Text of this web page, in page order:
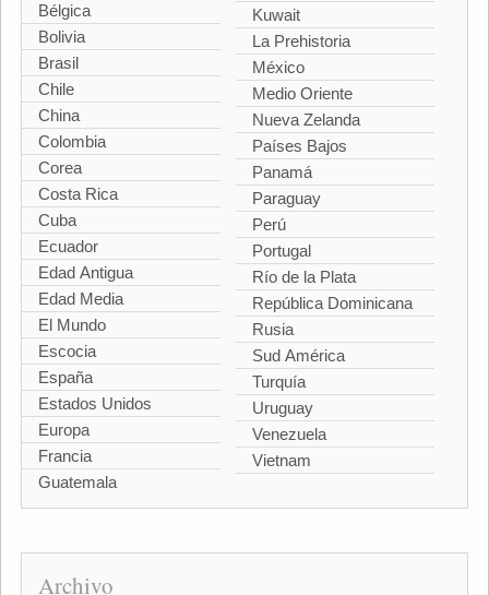
Bélgica
Bolivia
Brasil
Chile
China
Colombia
Corea
Costa Rica
Cuba
Ecuador
Edad Antigua
Edad Media
El Mundo
Escocia
España
Estados Unidos
Europa
Francia
Guatemala
Kuwait
La Prehistoria
México
Medio Oriente
Nueva Zelanda
Países Bajos
Panamá
Paraguay
Perú
Portugal
Río de la Plata
República Dominicana
Rusia
Sud América
Turquía
Uruguay
Venezuela
Vietnam
Archivo